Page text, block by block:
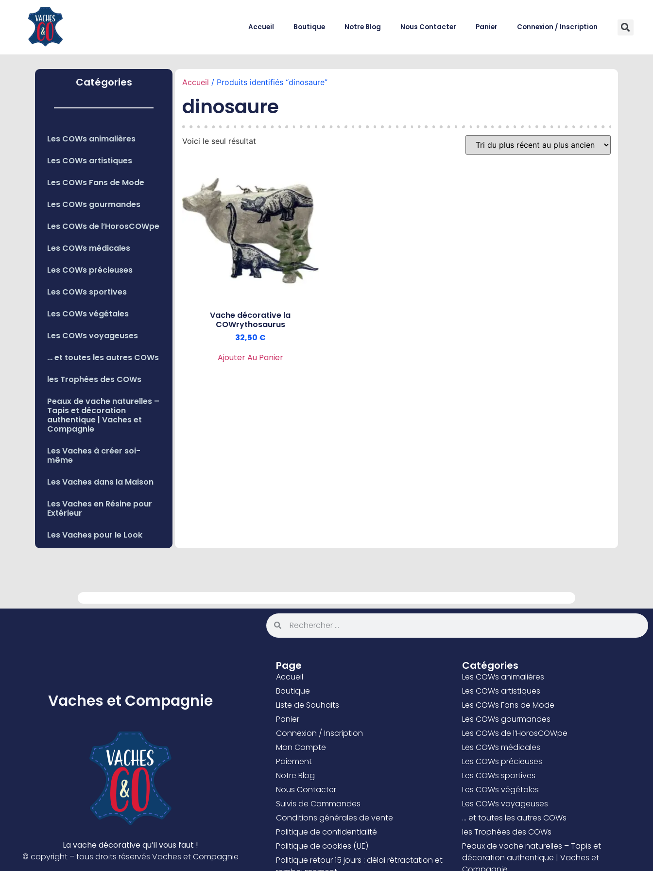
Accueil Boutique Notre Blog Nous Contacter Panier Connexion / Inscription
Catégories
Les COWs animalières
Les COWs artistiques
Les COWs Fans de Mode
Les COWs gourmandes
Les COWs de l’HorosCOWpe
Les COWs médicales
Les COWs précieuses
Les COWs sportives
Les COWs végétales
Les COWs voyageuses
… et toutes les autres COWs
les Trophées des COWs
Peaux de vache naturelles –
Tapis et décoration
authentique | Vaches et
Compagnie
Les Vaches à créer soi-
même
Les Vaches dans la Maison
Les Vaches en Résine pour
Extérieur
Les Vaches pour le Look
Accueil / Produits identifiés “dinosaure”
dinosaure
Voici le seul résultat
Vache décorative la
COWrythosaurus
32,50 €
Ajouter Au Panier
Vaches et Compagnie
La vache décorative qu’il vous faut !
© copyright – tous droits réservés Vaches et Compagnie
Page
Accueil
Boutique
Liste de Souhaits
Panier
Connexion / Inscription
Mon Compte
Paiement
Notre Blog
Nous Contacter
Suivis de Commandes
Conditions générales de vente
Politique de confidentialité
Politique de cookies (UE)
Politique retour 15 jours : délai rétractation et
Catégories
Les COWs animalières
Les COWs artistiques
Les COWs Fans de Mode
Les COWs gourmandes
Les COWs de l’HorosCOWpe
Les COWs médicales
Les COWs précieuses
Les COWs sportives
Les COWs végétales
Les COWs voyageuses
… et toutes les autres COWs
les Trophées des COWs
Peaux de vache naturelles – Tapis et
décoration authentique | Vaches et